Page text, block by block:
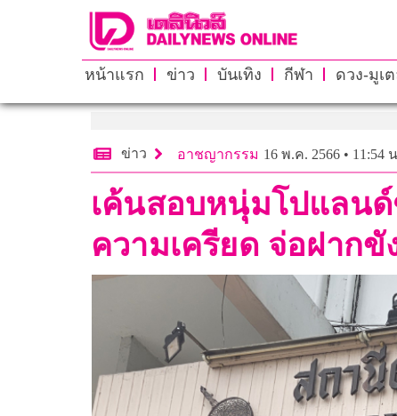
หน้าแรก ข่าว บันเทิง กีฬา ดวง-มูเ
ข่าว อาชญากรรม 16 พ.ค. 2566 • 11:54
เค้นสอบหนุ่มโปแลน
ความเครียด จ่อฝากขั